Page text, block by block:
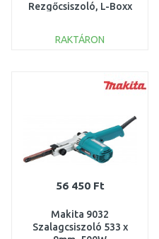
Rezgőcsiszoló, L-Boxx
RAKTÁRON
Összehasonlítás
56 450 Ft
Makita 9032
Szalagcsiszoló 533 x